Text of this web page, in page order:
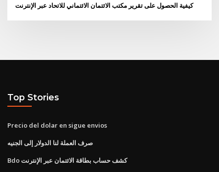
كيفية الحصول على تقرير مكتب الائتمان الائتماني للاتحاد عبر الإنترنت
Top Stories
Precio del dolar en sigue envios
صرف العملة لنا الدولار إلى الجنيه
Bdo كشف حساب بطاقة الائتمان عبر الإنترنت